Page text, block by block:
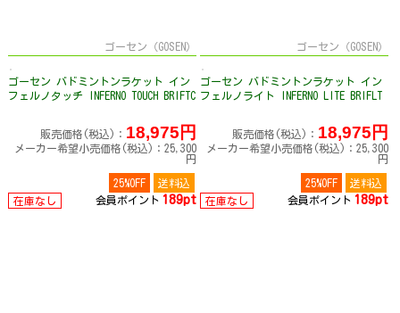
ゴーセン（GOSEN）
ゴーセン バドミントンラケット イン
フェルノタッチ INFERNO TOUCH BRIFTC
販売価格(税込)： 18,975円
メーカー希望小売価格(税込)：25,300
円
25%OFF
送料込
在庫なし
会員ポイント 189pt
ゴーセン（GOSEN）
ゴーセン バドミントンラケット イン
フェルノライト INFERNO LITE BRIFLT
販売価格(税込)： 18,975円
メーカー希望小売価格(税込)：25,300
円
25%OFF
送料込
在庫なし
会員ポイント 189pt